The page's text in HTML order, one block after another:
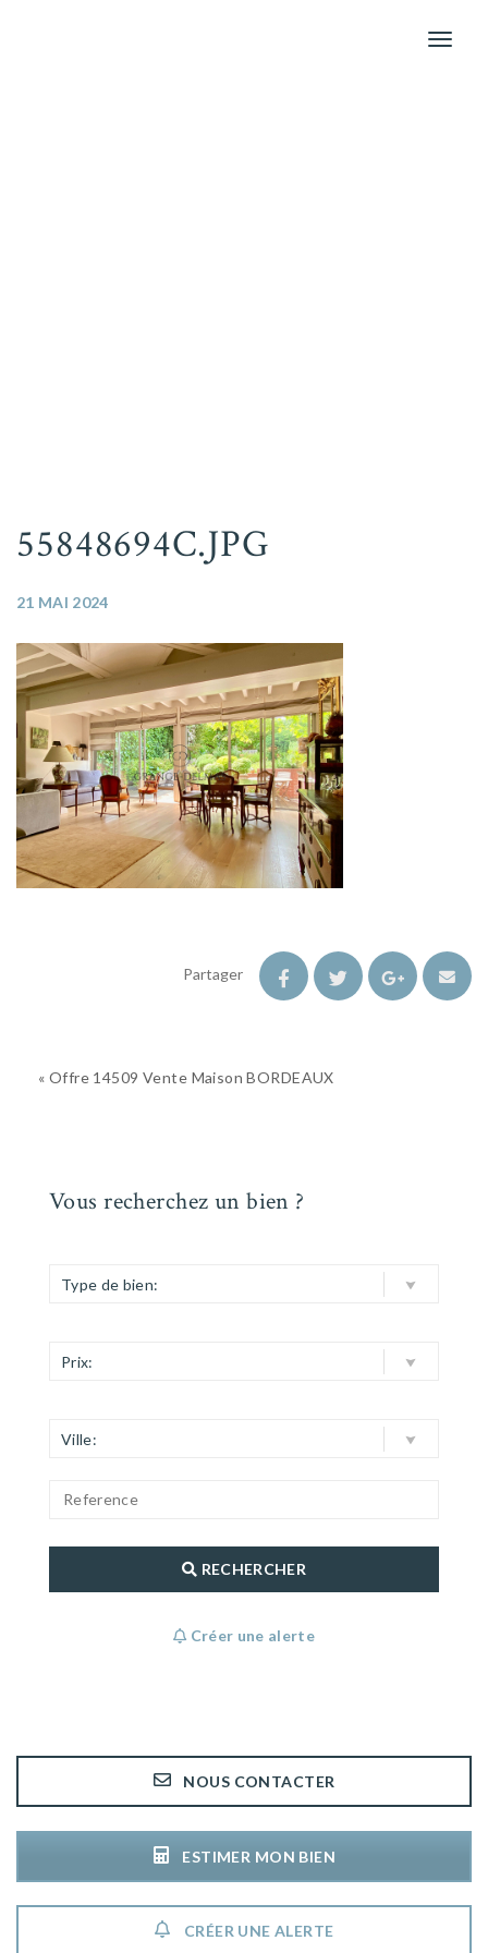
Toggle
55848694C.JPG
21 MAI 2024
Partager
« Offre 14509 Vente Maison BORDEAUX
Vous recherchez un bien ?
Type de bien:
Prix:
Ville:
RECHERCHER
Créer une alerte
NOUS CONTACTER
ESTIMER MON BIEN
CRÉER UNE ALERTE